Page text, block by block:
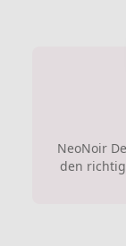
NeoNoir
den